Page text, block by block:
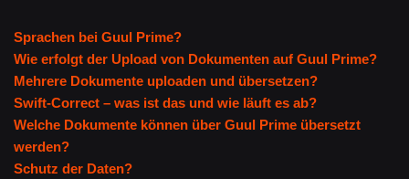
Sprachen bei Guul Prime?
Wie erfolgt der Upload von Dokumenten auf Guul Prime?
Mehrere Dokumente uploaden und übersetzen?
Swift-Correct – was ist das und wie läuft es ab?
Welche Dokumente können über Guul Prime übersetzt
werden?
Schutz der Daten?